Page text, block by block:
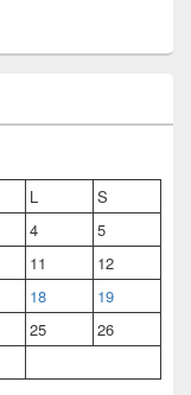
L
S
4
5
11
12
18
19
25
26